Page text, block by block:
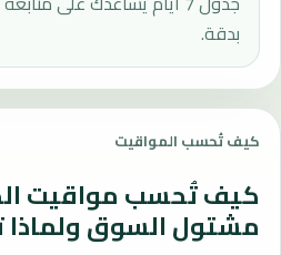
بدقة.
كيف تُحسب المواقيت
كيف تُحسب مواقيت
مشتول السوق ولماذا